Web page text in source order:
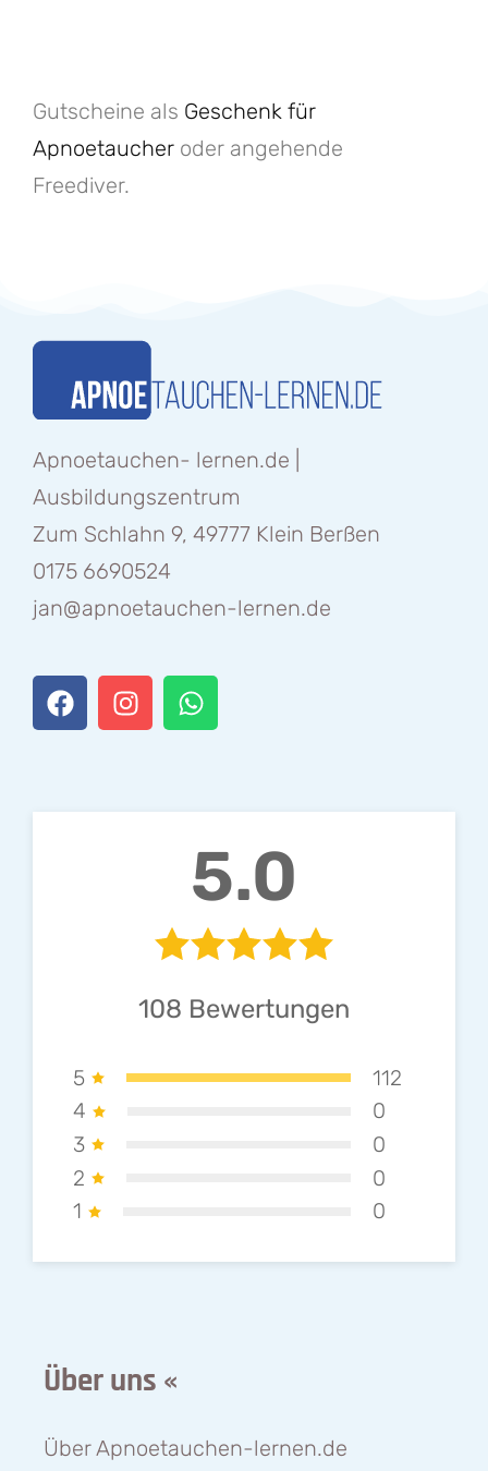
Gutscheine als Geschenk für
Apnoetaucher oder angehende
Freediver.
Apnoetauchen- lernen.de |
Ausbildungszentrum
Zum Schlahn 9, 49777 Klein Berßen
0175 6690524
jan@apnoetauchen-lernen.de
5.0
108 Bewertungen
5
112
4
0
3
0
2
0
1
0
Über uns «
Über Apnoetauchen-lernen.de